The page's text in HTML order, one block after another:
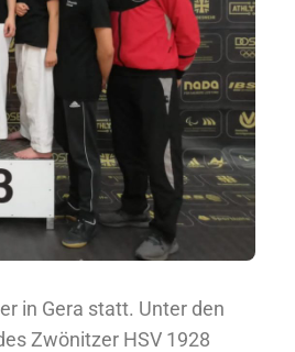
in Gera statt. Unter den
Zwönitzer HSV 1928